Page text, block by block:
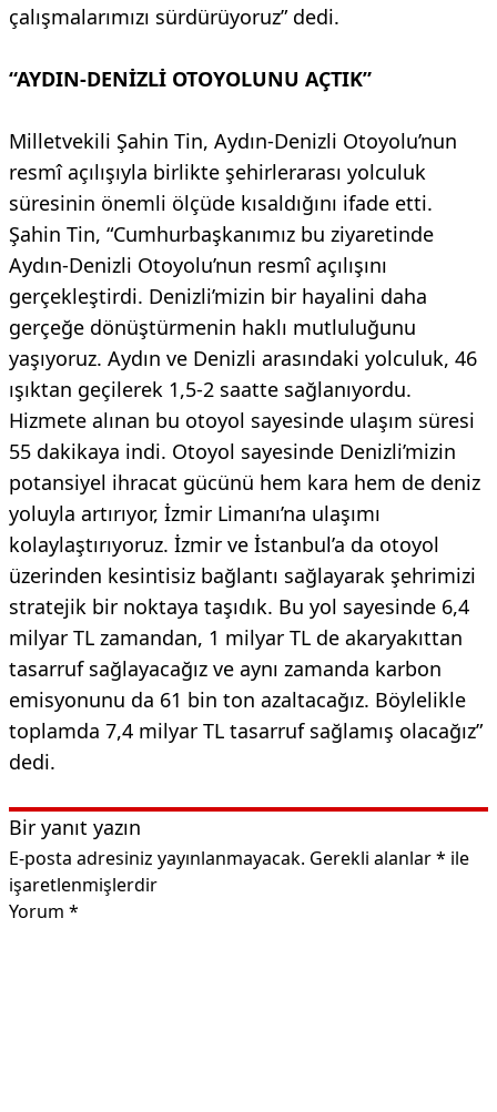
çalışmalarımızı sürdürüyoruz” dedi.
“AYDIN-DENİZLİ OTOYOLUNU AÇTIK”
Milletvekili Şahin Tin, Aydın-Denizli Otoyolu’nun
resmî açılışıyla birlikte şehirlerarası yolculuk
süresinin önemli ölçüde kısaldığını ifade etti.
Şahin Tin, “Cumhurbaşkanımız bu ziyaretinde
Aydın-Denizli Otoyolu’nun resmî açılışını
gerçekleştirdi. Denizli’mizin bir hayalini daha
gerçeğe dönüştürmenin haklı mutluluğunu
yaşıyoruz. Aydın ve Denizli arasındaki yolculuk, 46
ışıktan geçilerek 1,5-2 saatte sağlanıyordu.
Hizmete alınan bu otoyol sayesinde ulaşım süresi
55 dakikaya indi. Otoyol sayesinde Denizli’mizin
potansiyel ihracat gücünü hem kara hem de deniz
yoluyla artırıyor, İzmir Limanı’na ulaşımı
kolaylaştırıyoruz. İzmir ve İstanbul’a da otoyol
üzerinden kesintisiz bağlantı sağlayarak şehrimizi
stratejik bir noktaya taşıdık. Bu yol sayesinde 6,4
milyar TL zamandan, 1 milyar TL de akaryakıttan
tasarruf sağlayacağız ve aynı zamanda karbon
emisyonunu da 61 bin ton azaltacağız. Böylelikle
toplamda 7,4 milyar TL tasarruf sağlamış olacağız”
dedi.
Bir yanıt yazın
E-posta adresiniz yayınlanmayacak. Gerekli alanlar* ile
işaretlenmişlerdir
Yorum *